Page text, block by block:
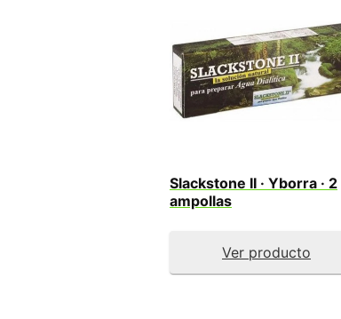
Slackstone II · Yborra · 2
ampollas
Ver producto